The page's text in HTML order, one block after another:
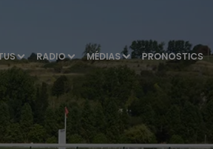
RADIO MÉDIAS PRONOSTICS